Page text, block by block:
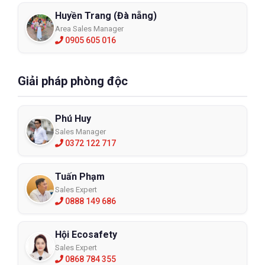
Huyền Trang (Đà nẵng)
Area Sales Manager
0905 605 016
Giải pháp phòng độc
Phú Huy
Sales Manager
0372 122 717
Tuấn Phạm
Sales Expert
0888 149 686
Hội Ecosafety
Sales Expert
0868 784 355